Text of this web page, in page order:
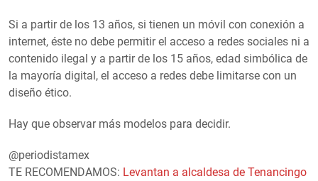
Si a partir de los 13 años, si tienen un móvil con conexión a
internet, éste no debe permitir el acceso a redes sociales ni a
contenido ilegal y a partir de los 15 años, edad simbólica de
la mayoría digital, el acceso a redes debe limitarse con un
diseño ético.
Hay que observar más modelos para decidir.
@periodistamex
TE RECOMENDAMOS: Levantan a alcaldesa de Tenancingo